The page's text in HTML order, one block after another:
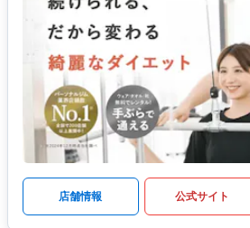
店舗情報 公式サイト